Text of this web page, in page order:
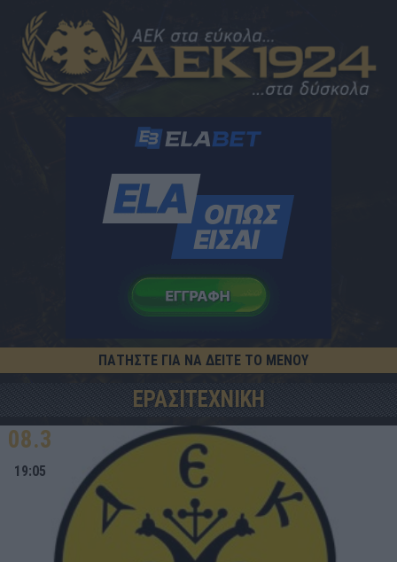
ΠΑΤΗΣΤΕ ΓΙΑ ΝΑ ΔΕΙΤΕ ΤΟ ΜΕΝΟΥ
ΕΡΑΣΙΤΕΧΝΙΚΗ
08.3
19:05